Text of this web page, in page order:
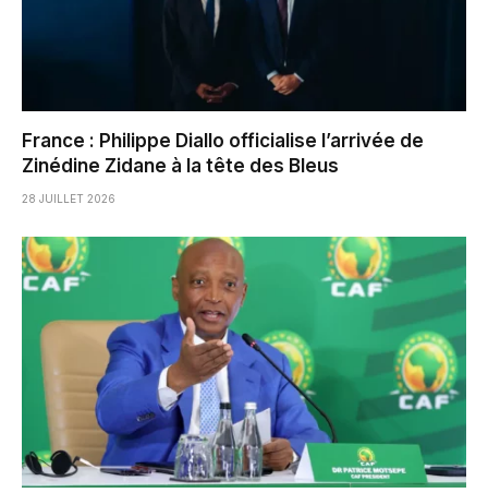
France : Philippe Diallo officialise l’arrivée de
Zinédine Zidane à la tête des Bleus
28 JUILLET 2026